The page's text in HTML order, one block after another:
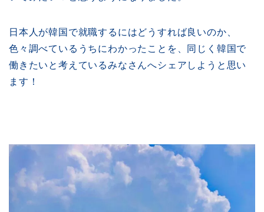
日本人が韓国で就職するにはどうすれば良いのか、
色々調べているうちにわかったことを、同じく韓国で
働きたいと考えているみなさんへシェアしようと思い
ます！